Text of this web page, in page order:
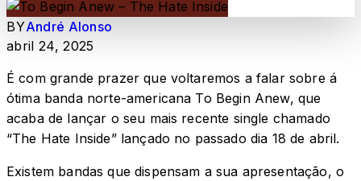
BYAndré Alonso
abril 24, 2025
É com grande prazer que voltaremos a falar sobre á
ótima banda norte-americana To Begin Anew, que
acaba de lançar o seu mais recente single chamado
“The Hate Inside” lançado no passado dia 18 de abril.
Existem bandas que dispensam a sua apresentação, o